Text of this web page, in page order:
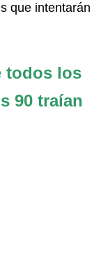
que intentarán
todos los
90 traían